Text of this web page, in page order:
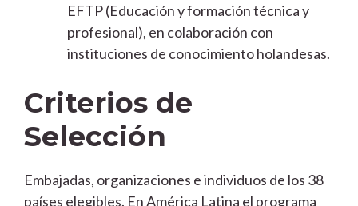
EFTP (Educación y formación técnica y
profesional), en colaboración con
instituciones de conocimiento holandesas.
Criterios de
Selección
Embajadas, organizaciones e individuos de los 38
países elegibles. En América Latina el programa